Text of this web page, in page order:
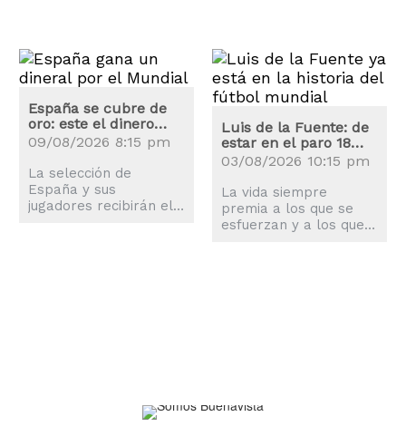
España se cubre de
oro: este el dinero
que recibirán la
jugadores
09/08/2026 8:15 pm
La selección de
España y sus
jugadores recibirán el
Luis de la Fuente: de
estar en el paro 18
meses a campeón del
03/08/2026 10:15 pm
La vida siempre
premia a los que se
esfuerzan y a los que